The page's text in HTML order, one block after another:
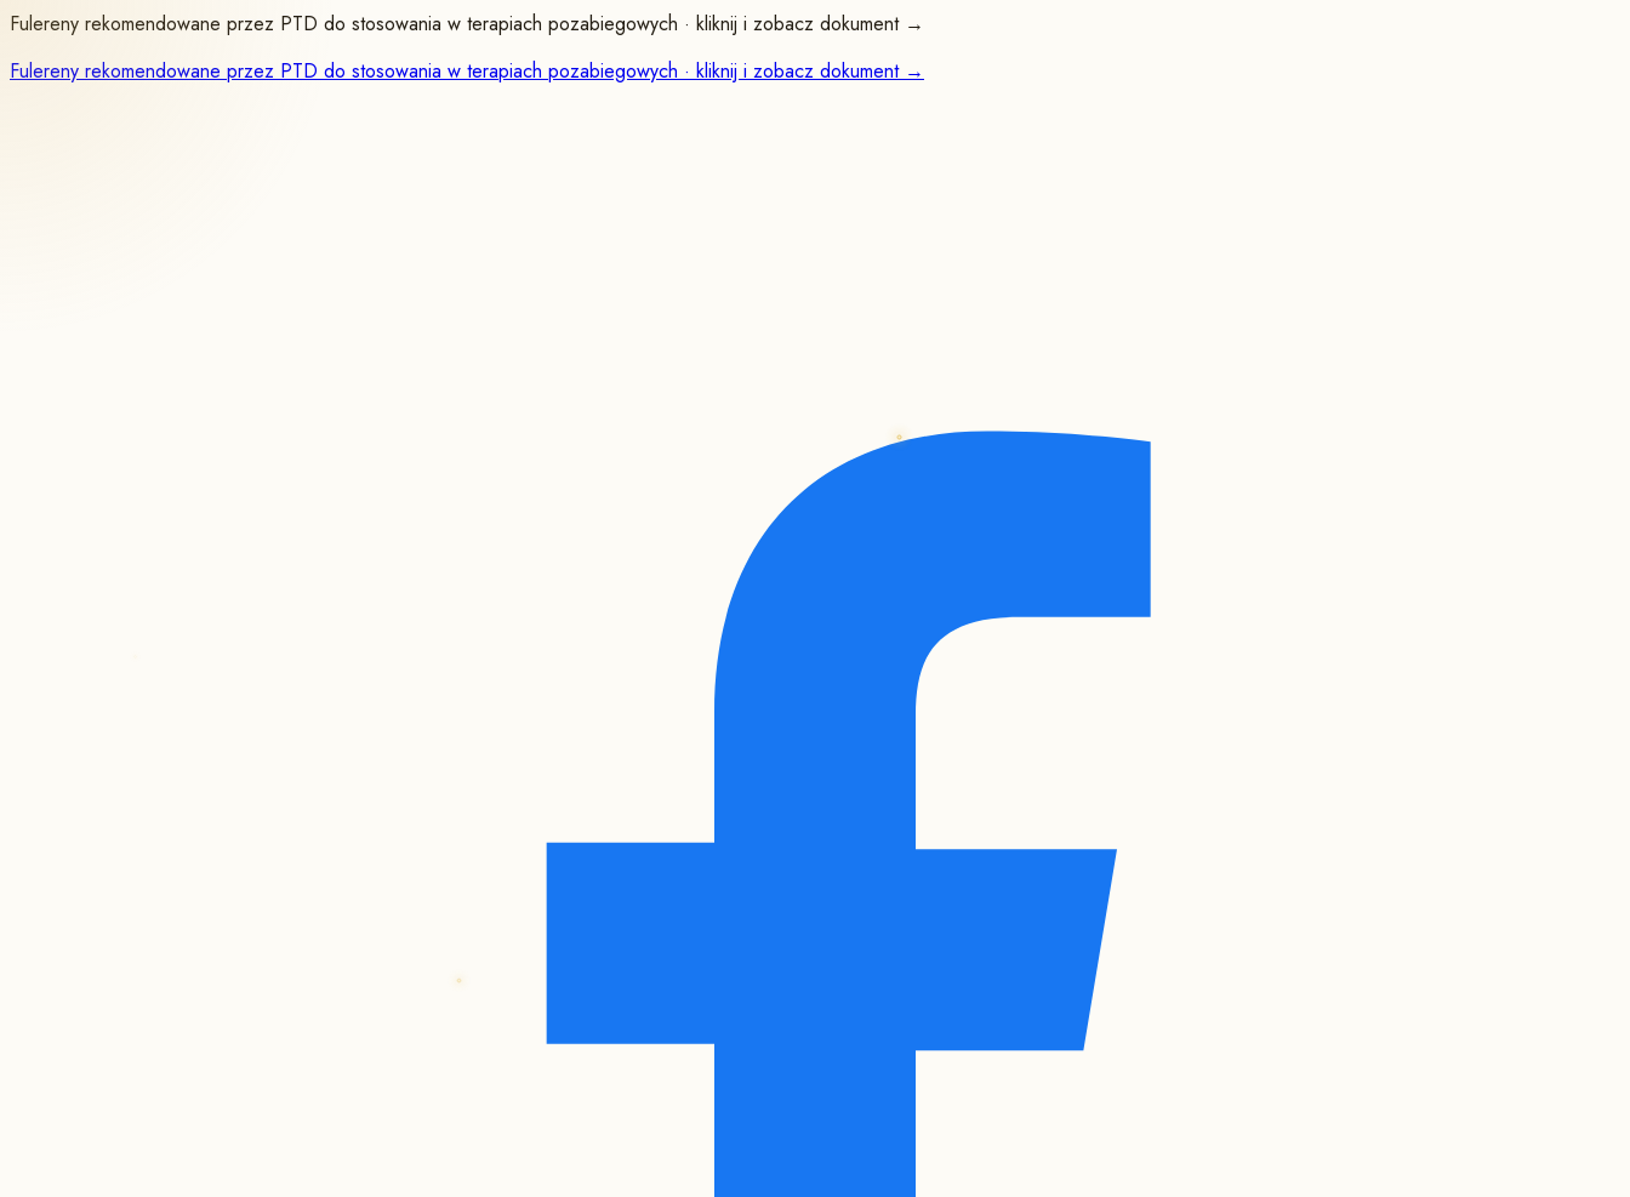
Fulereny rekomendowane przez PTD do stosowania w terapiach pozabiegowych · kliknij i zobacz dokument →
Fulereny rekomendowane przez PTD do stosowania w terapiach pozabiegowych · kliknij i zobacz dokument →